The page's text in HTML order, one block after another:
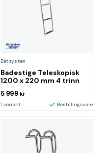
Båtsystem
Badestige Teleskopisk
1200 x 220 mm 4 trinn
5 999 kr
1 variant Bestillingsvare